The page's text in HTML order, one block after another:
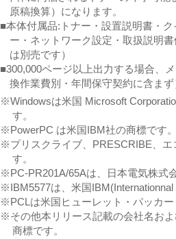
原稿換算）になります。
■本体付属品:トナー・設置説明書・
ー・ネットワーク設定・取扱説明
は別売です）
■300,000ページ以上出力する場合、
換作業費別・年間保守契約に含まず
※Windowsは米国 Microsoft
す。
※PowerPC は米国IBM社の商標です
※プリスクライブ、PRESCRIBE、
す。
※PC-PR201A/65Aは、日本電気株式
※IBM5577は、米国
※PCLは米国ヒューレット・パッカ
※その他本リリース記載の会社名お
商標です。